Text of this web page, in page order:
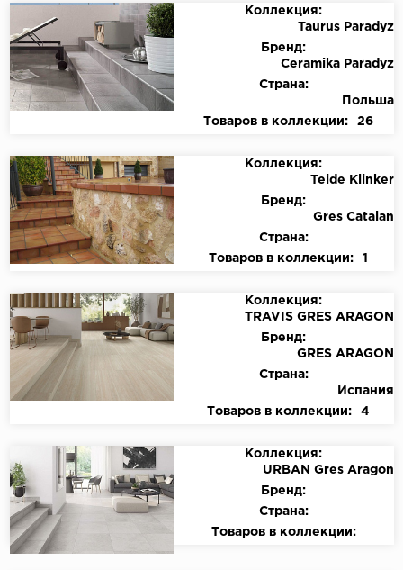
Коллекция:
Taurus Paradyz
Бренд:
Ceramika Paradyz
Страна:
Польша
Товаров в коллекции:
26
Коллекция:
Teide Klinker
Бренд:
Gres Catalan
Страна:
Товаров в коллекции:
1
Коллекция:
TRAVIS GRES ARAGON
Бренд:
GRES ARAGON
Страна:
Испания
Товаров в коллекции:
4
Коллекция:
URBAN Gres Aragon
Бренд:
Страна:
Товаров в коллекции: